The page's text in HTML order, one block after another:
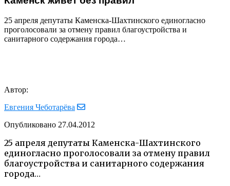
25 апреля депутаты Каменска-Шахтинского единогласно
проголосовали за отмену правил благоустройства и
санитарного содержания города…
Автор:
Евгения Чеботарёва
Опубликовано 27.04.2012
25 апреля депутаты Каменска-Шахтинского
единогласно проголосовали за отмену правил
благоустройства и санитарного содержания
города…